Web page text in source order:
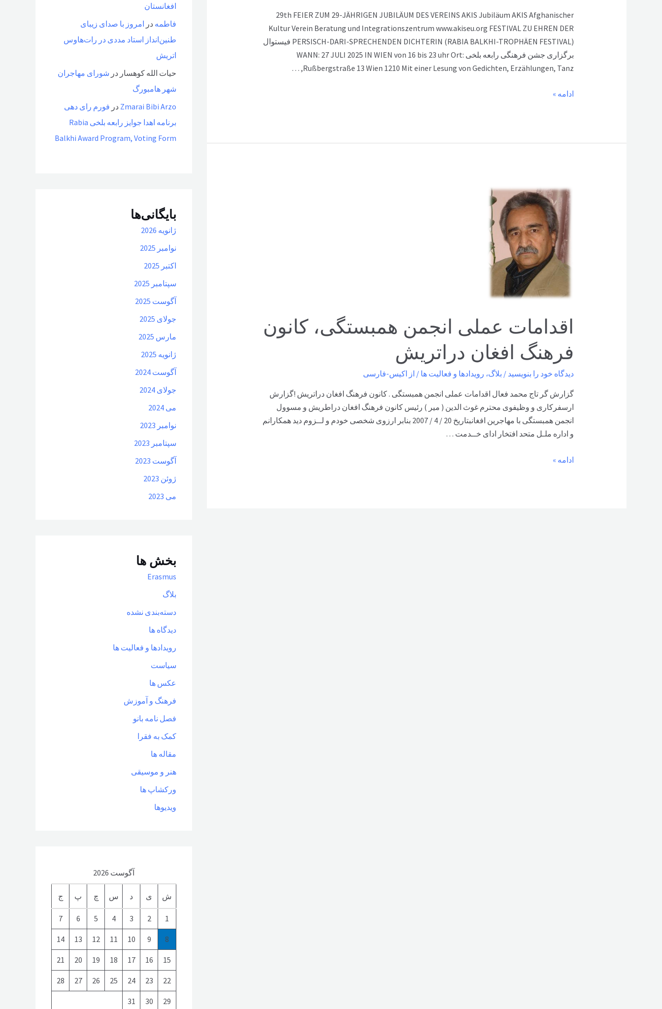
29th FEIER ZUM 29-JÄHRIGEN JUBILÄUM DES VEREINS AKIS Jubiläum AKIS Afghanischer
Kultur Verein Beratung und Integrationszentrum www.akiseu.org FESTIVAL ZU EHREN DER
PERSISCH-DARI-SPRECHENDEN DICHTERIN (RABIA BALKHI-TROPHÄEN FESTIVAL) فیستوال
برگزاری جشن فرهنگی رابعه بلخی WANN: 27 JULI 2025 IN WIEN von 16 bis 23 uhr Ort:
Rußbergstraße 13 Wien 1210 Mit einer Lesung von Gedichten, Erzählungen, Tanz, …
فیستوال
رابعه
ادامه »
اقدامات عملی انجمن همبستگی، کانون
فرهنگ افغان دراتریش
دیدگاه‌ خود را بنویسید / بلاگ، رویدادها و فعالیت ها / از اکیس-فارسی
گزارش گر تاج محمد فعال اقدامات عملی انجمن همبستگی . کانون فرهنگ افغان دراتریش !گزارش
ارسفرکاری و وظیفوی محترم غوث الدین ( میر ) رئیس کانون فرهنگ افغان دراطریش و مسوول
انجمن همبستگی با مهاجرین افغانبتاریخ 20 / 4 / 2007 بنابر ارزوی شخصی خودم و لــزوم دید همکارانم
و اداره ملـل متحد افتخار ادای خــدمت …
اقدامات
ادامه »
افغانستان
فاطمه در امروز با صدای زیبای
طنین‌انداز استاد مددی در رات‌هاوس
اتریش
حیات الله کوهسار در شورای مهاجران
شهر هامبورگ
Zmarai Bibi Arzo در فورم رای دهی
برنامه اهدا جوایز رابعه بلخی Rabia
Balkhi Award Program, Voting Form
بایگانی‌ها
ژانویه 2026
نوامبر 2025
اکتبر 2025
سپتامبر 2025
آگوست 2025
جولای 2025
مارس 2025
ژانویه 2025
آگوست 2024
جولای 2024
می 2024
نوامبر 2023
سپتامبر 2023
آگوست 2023
ژوئن 2023
می 2023
بخش ها
Erasmus
بلاگ
دسته‌بندی نشده
دیدگاه ها
رویدادها و فعالیت ها
سیاست
عکس ها
فرهنگ و آموزش
فصل نامه بانو
کمک به فقرا
مقاله ها
هنر و موسیقی
ورکشاپ ها
ویدیوها
آگوست 2026
ش ی د س چ پ ج
1
2
3
4
5
6
7
8
9
10
11
12
13
14
15
16
17
18
19
20
21
22
23
24
25
26
27
28
29
30
31